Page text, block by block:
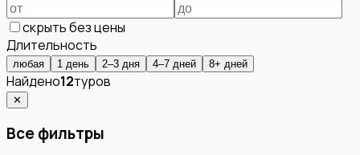
скрыть без цены
Длительность
любая 1 день 2–3 дня 4–7 дней 8+ дней
Найдено12туров
✕
Все фильтры